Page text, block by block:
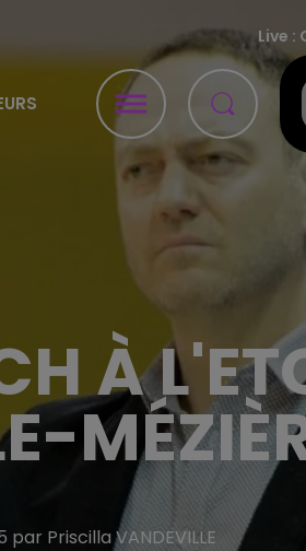
Live :
À
par Priscilla VANDEVILLE